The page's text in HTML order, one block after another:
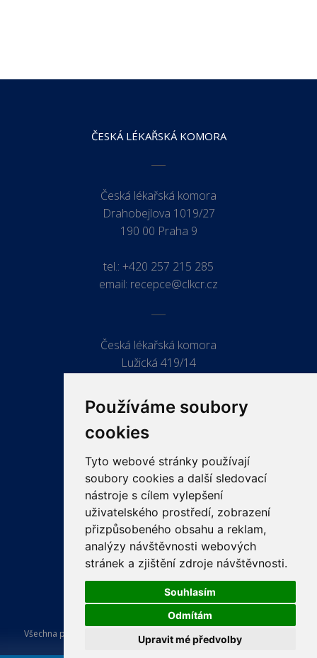
Používáme soubory
cookies
Tyto webové stránky používají
soubory cookies a další sledovací
nástroje s cílem vylepšení
uživatelského prostředí, zobrazení
přizpůsobeného obsahu a reklam,
analýzy návštěvnosti webových
stránek a zjištění zdroje návštěvnosti.
Souhlasím
Odmítám
Upravit mé předvolby
ČESKÁ LÉKAŘSKÁ KOMORA
Česká lékařská komora
Drahobejlova 1019/27
190 00 Praha 9
tel.: +420 257 215 285
email: recepce@clkcr.cz
Česká lékařská komora
Lužická 419/14
ODKAZY
PRO LÉKAŘE
PRO VEŘEJNOST
VZDĚLÁVÁNÍ
Všechna práva vyhrazena Česká lékařská komora. Tvorba a provoz
ISSA CZECH s.r.o..